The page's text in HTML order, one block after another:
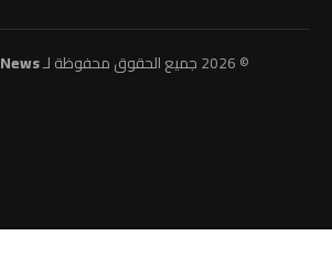
© 2026 جميع الحقوق محفوظة لـ